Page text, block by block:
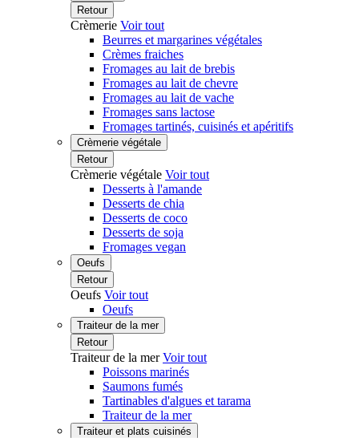
Retour
Crèmerie Voir tout
Beurres et margarines végétales
Crèmes fraiches
Fromages au lait de brebis
Fromages au lait de chevre
Fromages au lait de vache
Fromages sans lactose
Fromages tartinés, cuisinés et apéritifs
Crèmerie végétale
Retour
Crèmerie végétale Voir tout
Desserts à l'amande
Desserts de chia
Desserts de coco
Desserts de soja
Fromages vegan
Oeufs
Retour
Oeufs Voir tout
Oeufs
Traiteur de la mer
Retour
Traiteur de la merVoir tout
Poissons marinés
Saumons fumés
Tartinables d'algues et tarama
Traiteur de la mer
Traiteur et plats cuisinés